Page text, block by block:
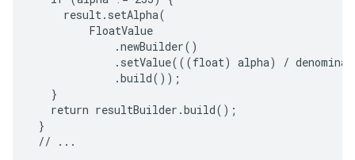
     result.setAlpha(
         FloatValue
             .newBuilder()
.setValue(((float) alpha) /
             .build());
   }
   return resultBuilder.build();
}